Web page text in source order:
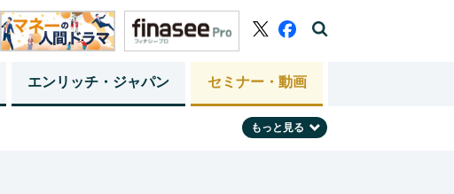
エンリッチ・ジャパン セミナー・動画
もっと見る